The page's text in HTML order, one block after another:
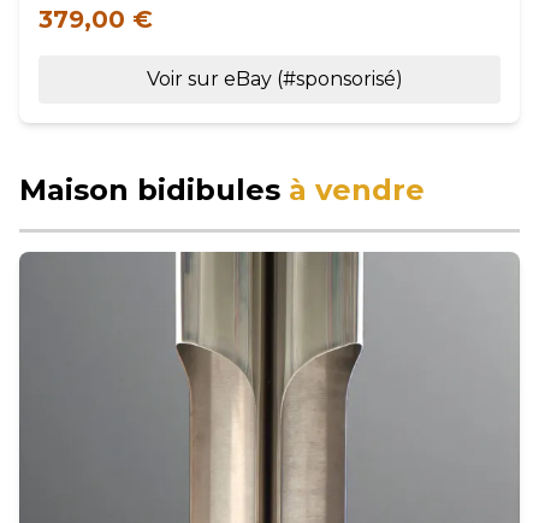
379,00 €
Voir sur eBay (#sponsorisé)
Maison bidibules à vendre